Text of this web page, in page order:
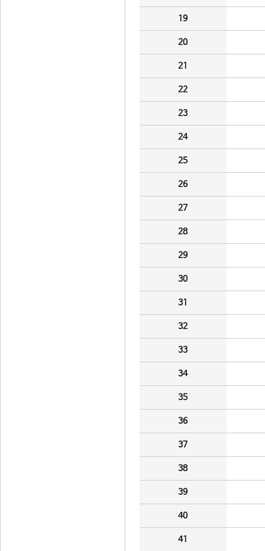
19
20
21
22
23
24
25
26
27
28
29
30
31
32
33
34
35
36
37
38
39
40
41